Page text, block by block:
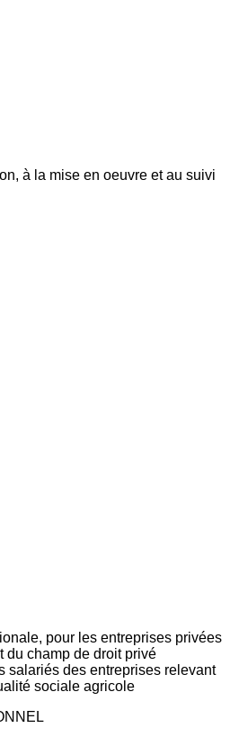
à la mise en oeuvre et au suivi
pour les entreprises privées
du champ de droit privé
salariés des entreprises relevant
sociale agricole